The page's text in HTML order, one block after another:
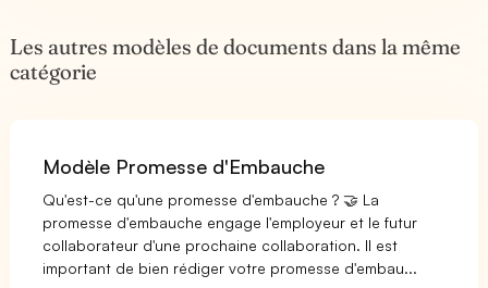
Les autres modèles de documents dans la même
catégorie
Modèle Promesse d'Embauche
Qu'est-ce qu'une promesse d'embauche ? 🤝 La
promesse d'embauche engage l'employeur et le futur
collaborateur d'une prochaine collaboration. Il est
important de bien rédiger votre promesse d'embau...